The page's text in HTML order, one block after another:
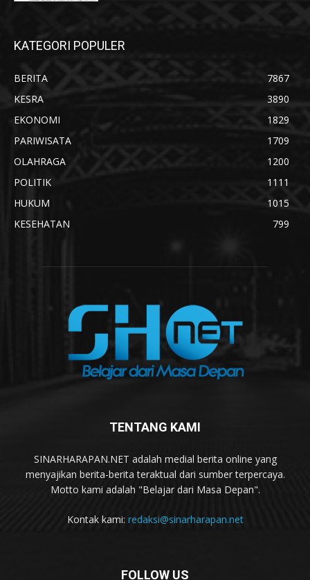
KATEGORI POPULER
BERITA
7867
KESRA
3890
EKONOMI
1829
PARIWISATA
1709
OLAHRAGA
1200
POLITIK
1111
HUKUM
1015
KESEHATAN
799
TENTANG KAMI
SINARHARAPAN.NET adalah medial berita online yang
menyajikan berita-berita teraktual dari sumber terpercaya.
Motto kami adalah "Belajar dari Masa Depan".
Kontak kami: redaksi@sinarharapan.net
FOLLOW US